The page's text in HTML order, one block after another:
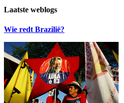
Laatste weblogs
Wie redt Brazilië?